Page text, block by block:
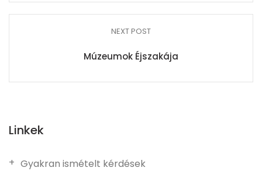
NEXT POST
Múzeumok Éjszakája
Linkek
Gyakran ismételt kérdések